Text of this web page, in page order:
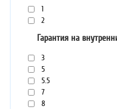
1
2
Гарантия на
3
5
5.5
7
8